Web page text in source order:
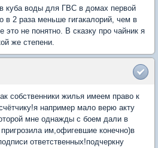
куба воды для ГВС в домах первой
в 2 раза меньше гигакалорий, чем в
не понятно. В сказку про чайник я
же степени.
собственники жилья имеем право к
например мало верю акту
мне однажды с боем дали в
им,офигевшие конечно)в
ответственных!подчеркну